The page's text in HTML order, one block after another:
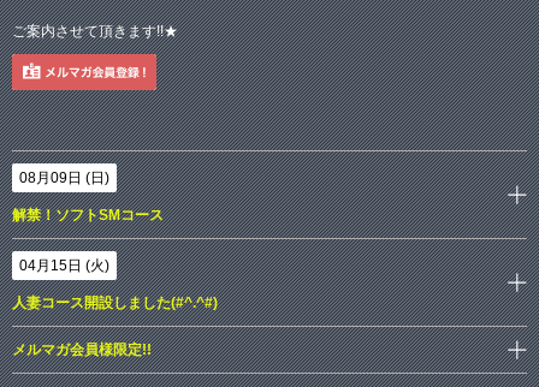
ご案内させて頂きます!!★
08月09日 (日)
解禁！ソフトSMコース
04月15日 (火)
人妻コース開設しました(#^.^#)
メルマガ会員様限定!!